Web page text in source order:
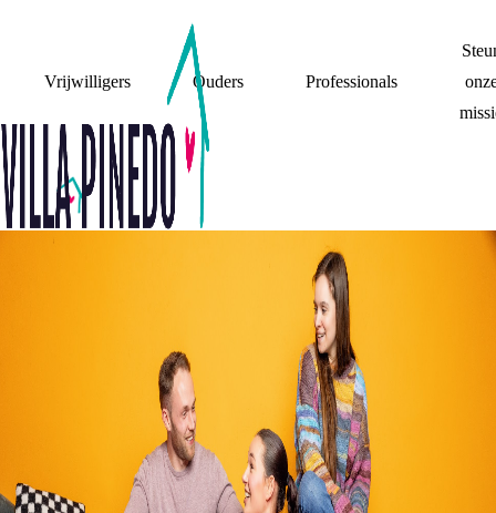
Vrijwilligers Ouders Professionals
IN DE MEDIA
Kinderen en jongeren met gescheiden ouders delen
hier hun verhaal in de media – eerlijk en krachtig.